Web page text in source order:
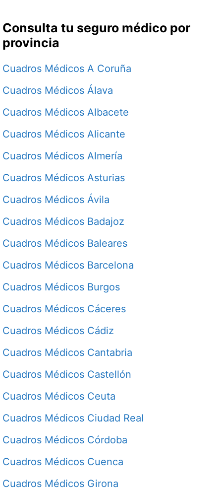
Consulta tu seguro médico por
provincia
Cuadros Médicos A Coruña
Cuadros Médicos Álava
Cuadros Médicos Albacete
Cuadros Médicos Alicante
Cuadros Médicos Almería
Cuadros Médicos Asturias
Cuadros Médicos Ávila
Cuadros Médicos Badajoz
Cuadros Médicos Baleares
Cuadros Médicos Barcelona
Cuadros Médicos Burgos
Cuadros Médicos Cáceres
Cuadros Médicos Cádiz
Cuadros Médicos Cantabria
Cuadros Médicos Castellón
Cuadros Médicos Ceuta
Cuadros Médicos Ciudad Real
Cuadros Médicos Córdoba
Cuadros Médicos Cuenca
Cuadros Médicos Girona